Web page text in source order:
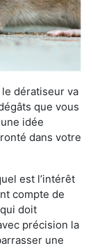
dératiseur va
que vous
idée
dans votre
est l’intérêt
compte de
doit
précision la
une